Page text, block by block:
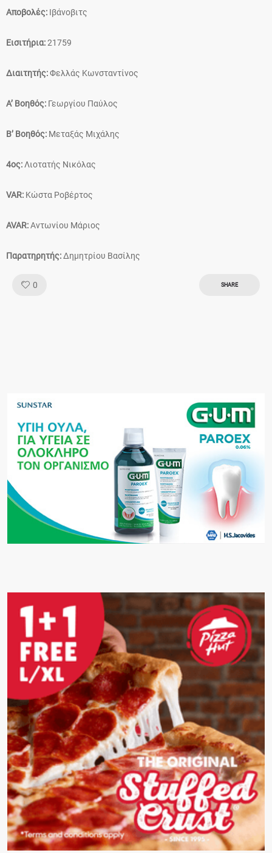
Αποβολές: Ιβάνοβιτς
Εισιτήρια:21759
Διαιτητής:Φελλάς Κωνσταντίνος
Α’ Βοηθός: Γεωργίου Παύλος
Β’ Βοηθός: Μεταξάς Μιχάλης
4ος:Λιοτατής Νικόλας
VAR: Κώστα Ροβέρτος
AVAR:Αντωνίου Μάριος
Παρατηρητής:Δημητρίου Βασίλης
0 SHARE